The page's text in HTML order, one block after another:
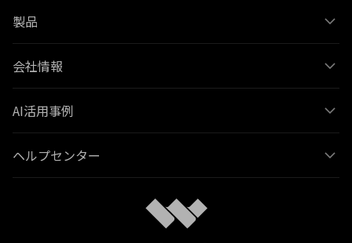
製品
会社情報
AI活用事例
ヘルプセンター